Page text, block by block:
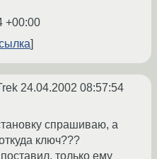
+00:00
24.04.2002 08:57:54
спрашиваю, а
ключ???
только ему